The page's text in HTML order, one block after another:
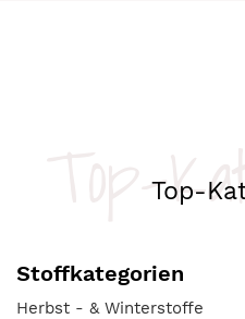
Top-
Top-
Stoffkategorien
Herbst - & Winterstoffe